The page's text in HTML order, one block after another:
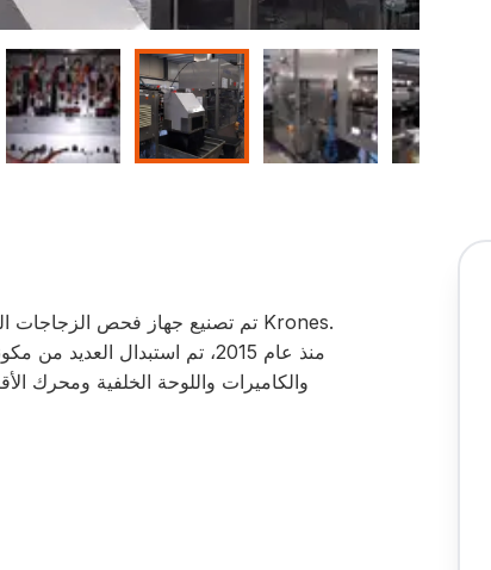
منذ عام 2015، تم استبدال
والكاميرات واللوحة الخلفية ومحرك